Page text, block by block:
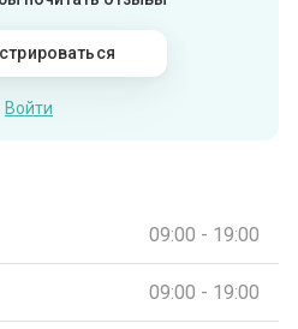
Войти
09:00 - 19:00
09:00 - 19:00